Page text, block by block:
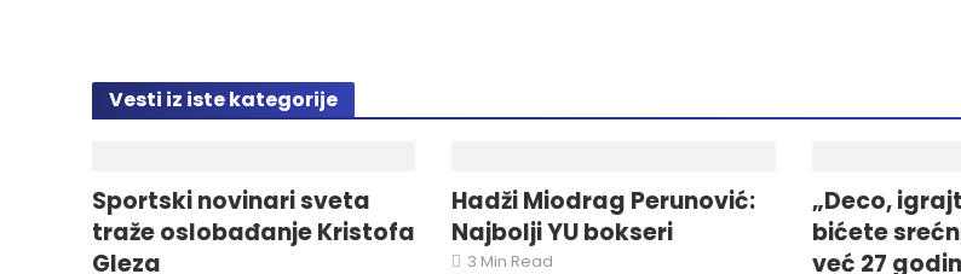
Vesti iz iste kategorije
Sportski novinari sveta
traže oslobađanje Kristofa
Gleza
Hadži Miodrag Perunović:
Najbolji YU bokseri
3 Min Read
„Deco,
bićete
već 27